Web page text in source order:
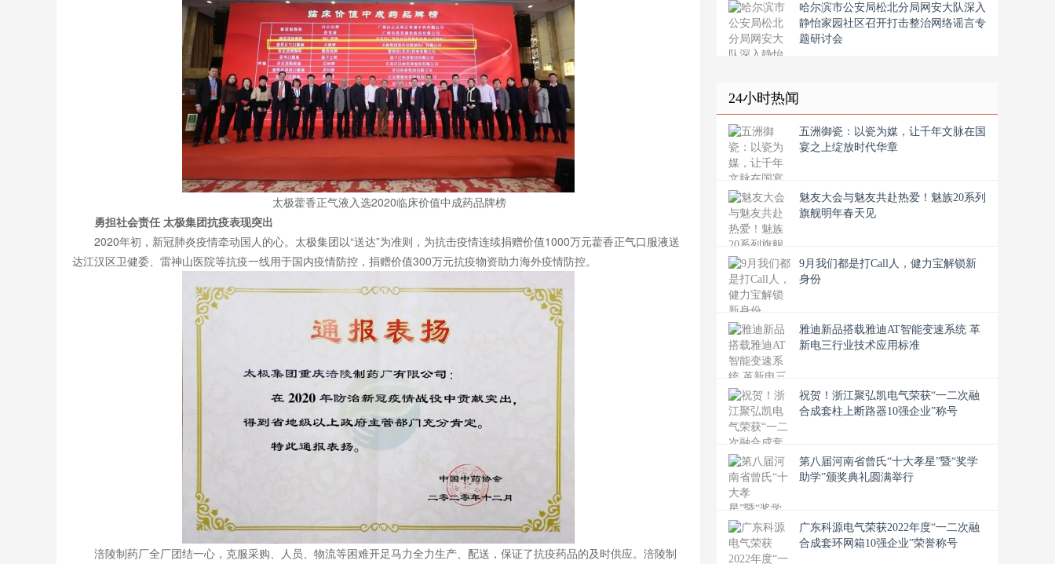
太极藿香正气液入选2020临床价值中成药品牌榜
勇担社会责任 太极集团抗疫表现突出
2020年初，新冠肺炎疫情牵动国人的心。太极集团以“送达”为准则，为抗击疫情连续捐赠价值1000万元藿香正气口服液送
达江汉区卫健委、雷神山医院等抗疫一线用于国内疫情防控，捐赠价值300万元抗疫物资助力海外疫情防控。
涪陵制药厂全厂团结一心，克服采购、人员、物流等困难开足马力全力生产、配送，保证了抗疫药品的及时供应。涪陵制
​哈尔滨市公安局松北分局网安大队深入
静怡家园社区召开打击整治网络谣言专
题研讨会
24小时热闻
五洲御瓷：以瓷为媒，让千年文脉在国
宴之上绽放时代华章
魅友大会与魅友共赴热爱！魅族20系列
旗舰明年春天见
9月我们都是打Call人，健力宝解锁新
身份
雅迪新品搭载雅迪AT智能变速系统 革
新电三行业技术应用标准
祝贺！浙江聚弘凯电气荣获“一二次融
合成套柱上断路器10强企业”称号
第八届河南省曾氏“十大孝星”暨“奖学
助学”颁奖典礼圆满举行
广东科源电气荣获2022年度“一二次融
合成套环网箱10强企业”荣誉称号